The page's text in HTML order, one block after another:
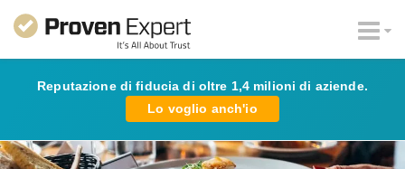
Reputazione di fiducia di oltre 1,4 milioni di aziende.
Lo voglio anch'io